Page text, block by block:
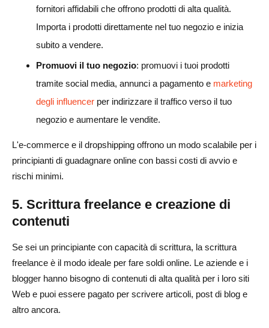
fornitori affidabili che offrono prodotti di alta qualità.
Importa i prodotti direttamente nel tuo negozio e inizia
subito a vendere.
Promuovi il tuo negozio: promuovi i tuoi prodotti
tramite social media, annunci a pagamento e marketing
degli influencer per indirizzare il traffico verso il tuo
negozio e aumentare le vendite.
L'e-commerce e il dropshipping offrono un modo scalabile per i
principianti di guadagnare online con bassi costi di avvio e
rischi minimi.
5. Scrittura freelance e creazione di
contenuti
Se sei un principiante con capacità di scrittura, la scrittura
freelance è il modo ideale per fare soldi online. Le aziende e i
blogger hanno bisogno di contenuti di alta qualità per i loro siti
Web e puoi essere pagato per scrivere articoli, post di blog e
altro ancora.